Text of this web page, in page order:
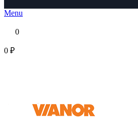
Menu
0
0 ₽